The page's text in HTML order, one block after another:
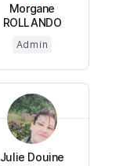
Morgane
ROLLANDO
Admin
Julie Douine